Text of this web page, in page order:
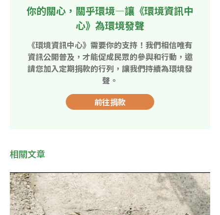
你的關心，關乎環境—讓《環境資訊中
心》為環境發聲
《環境資訊中心》需要你的支持！我們相信唯有
資訊公開普及，才能促成民眾的參與和行動，邀
請您加入定期捐款的行列，讓我們持續為環境發
聲。
前往捐款
相關文章